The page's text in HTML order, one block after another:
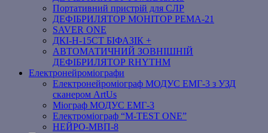
Портативний пристрій для СЛР
ДЕФІБРИЛЯТОР МОНІТОР РЕМА-21
SAVER ONE
ДКІ-Н-15СТ БІФАЗІК +
АВТОМАТИЧНИЙ ЗОВНІШНІЙ
ДЕФІБРИЛЯТОР RHYTHM
Електронейроміографи
Електронейроміограф МОДУС ЕМГ-3 з УЗД
сканером ArtUs
Міограф МОДУС ЕМГ-3
Електроміограф “M-TEST ONE”
НЕЙРО-МВП-8